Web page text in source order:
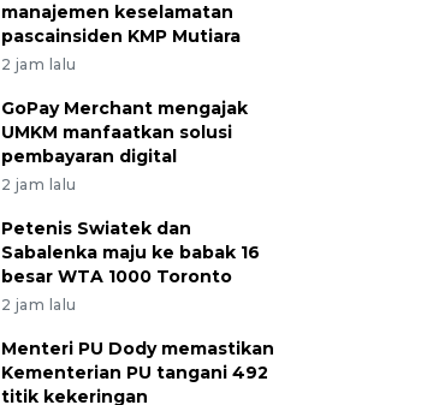
manajemen keselamatan
pascainsiden KMP Mutiara
2 jam lalu
GoPay Merchant mengajak
UMKM manfaatkan solusi
pembayaran digital
2 jam lalu
Petenis Swiatek dan
Sabalenka maju ke babak 16
besar WTA 1000 Toronto
2 jam lalu
Menteri PU Dody memastikan
Kementerian PU tangani 492
titik kekeringan